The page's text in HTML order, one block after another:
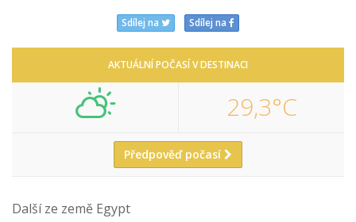
Sdílej na Sdílej na
AKTUÁLNÍ POČASÍ V DESTINACI
29,3°C
Předpověď počasí
Další ze země Egypt